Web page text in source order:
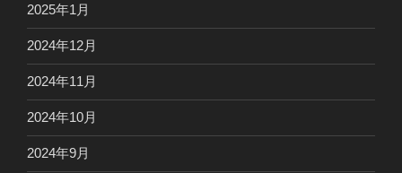
2025年1月
2024年12月
2024年11月
2024年10月
2024年9月